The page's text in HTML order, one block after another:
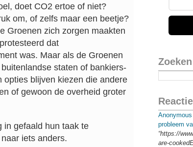
doet CO2 ertoe of niet?
om, of zelfs maar een beetje?
Groenen zich zorgen maakten
dat
was. Maar als de Groenen
staten of bankiers-
opties blijven kiezen die andere
of gewoon de overheid groter
in gefaald hun taak te
iets anders.
Anonymous
probleem
“https://
are-